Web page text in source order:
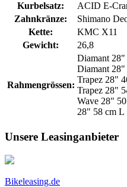
Kurbelsatz:
ACID E-
Zahnkränze:
Shimano
Kette:
KMC X11
Gewicht:
26,8
Rahmengrössen:
Diamant
Diamant
Trapez 28"
Trapez 28"
Wave 28"
28" 58 cm L
Unsere Leasinganbieter
Bikeleasing.de